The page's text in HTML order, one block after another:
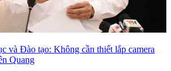
và Đào tạo: Không cần thiết lắp camera
Quang